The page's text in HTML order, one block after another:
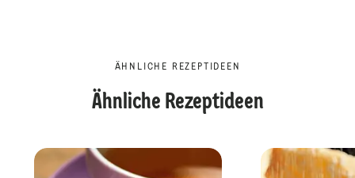
ÄHNLICHE REZEPTIDEEN
Ähnliche Rezeptideen